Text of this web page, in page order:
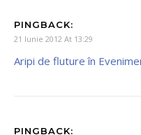
PINGBACK:
21 Iunie 2012 At 13:29
Aripi de fluture în
PINGBACK: